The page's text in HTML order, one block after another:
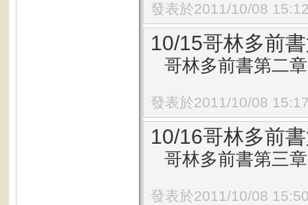
發表於2011/10/08
10/15哥林多前
哥林多前書第二
發表於2011/10/08
10/16哥林多前
哥林多前書第三
發表於2011/10/08